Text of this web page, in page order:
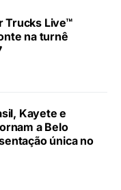
Trucks Live™
na turnê
Kayete e
a Belo
única no